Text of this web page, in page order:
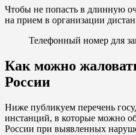
Чтобы не попасть в длинную
на прием в организации
Телефонный номер для
Как можно
России
Ниже публикуем перечень
инстанций, в которые можно
России при выявленных